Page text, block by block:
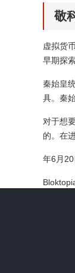
敬
虚拟货
早期探
秦始皇
具。秦
对于想
的。在
年6月20